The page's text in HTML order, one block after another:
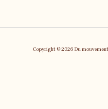
Copyright © 2026 Du mouvement